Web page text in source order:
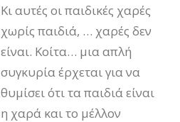
Κι αυτές οι παιδικές χαρές
χωρίς παιδιά, … χαρές δεν
είναι. Κοίτα… μια απλή
συγκυρία έρχεται για να
θυμίσει ότι τα παιδιά είναι
η χαρά και το μέλλον